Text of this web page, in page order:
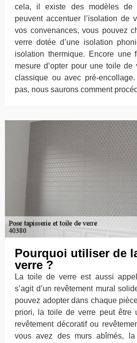
cela, il existe des modèles de
peuvent accentuer l’isolation de
vos convenances, vous pouvez
verre dotée d’une isolation
isolation thermique. Encore une
mesure d’opter pour une toile de
classique ou avec pré-
pas, nous saurons comment
Pourquoi utiliser de
verre ?
La toile de verre est aussi
s’agit d’un revêtement mural
pouvez adopter dans chaque
priori, la toile de verre peut être
revêtement décoratif ou
vous avez des murs abîmés,